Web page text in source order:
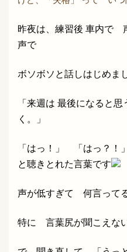
昨夜は、練習後 車内で
声で
ボソボソと話しはじめま
「来週は 最後になると
く。」
「はっ！」 「はっ？！
と聴きとれた言葉です
声が低すぎて 何言って
特に 言葉尻が聞こえな